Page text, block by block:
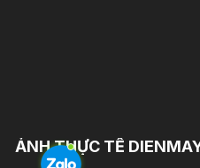
ẢNH THỰC TẾ